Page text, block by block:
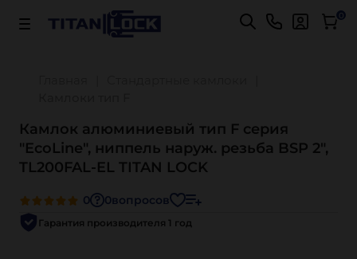
Важно! Для оплаты заказов Подробнее 0
Камлок алюминиевый тип F серия
"EcoLine", ниппель наруж. резьба BSP 2",
TL200FAL-EL TITAN LOCK
0 0вопросов
Гарантия производителя 1 год